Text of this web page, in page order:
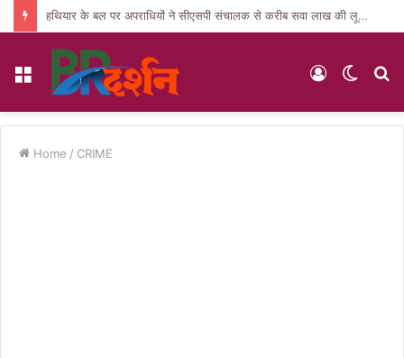
हथियार के बल पर अपराधियों ने सीएसपी संचालक से करीब सवा लाख की लूट, जांच में जुटी पुलिस
Menu
Switch
Log
Home / CRIME